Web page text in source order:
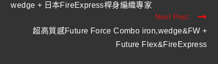
wedge + 日本FireExpress桿身編織專家
Next Post
超高質感Future Force Combo iron,wedge&FW +
Future Flex&FireExpress